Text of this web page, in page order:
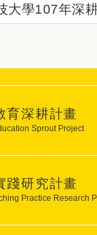
大學107年深
育深耕計畫
Sprout Project
踐研究計畫
Practice Research